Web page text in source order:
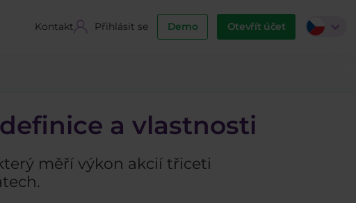
Kontakt Přihlásit se Demo Otevřít účet
a vlastnosti
měří výkon akcií třiceti